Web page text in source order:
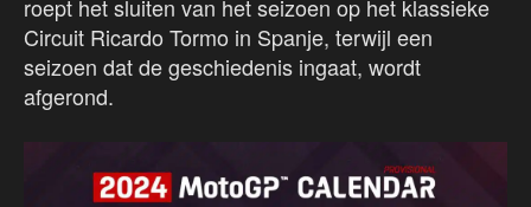
roept het sluiten van het seizoen op het klassieke
Circuit Ricardo Tormo in Spanje, terwijl een
seizoen dat de geschiedenis ingaat, wordt
afgerond.